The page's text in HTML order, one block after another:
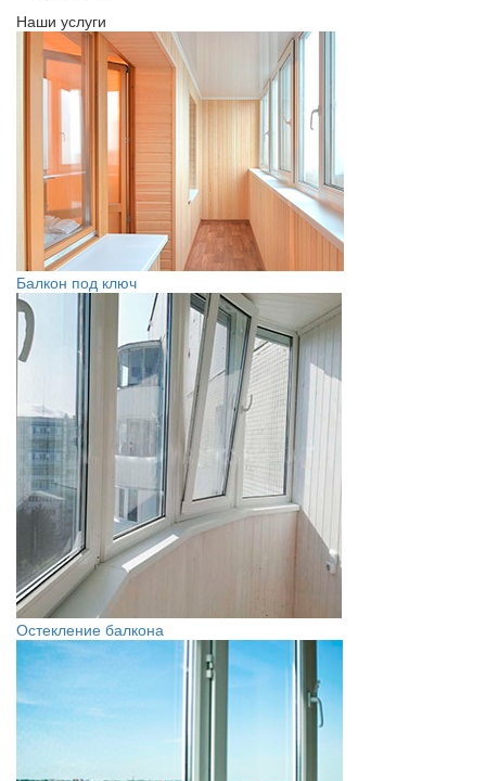
Наши услуги
Балкон под ключ
Остекление балкона